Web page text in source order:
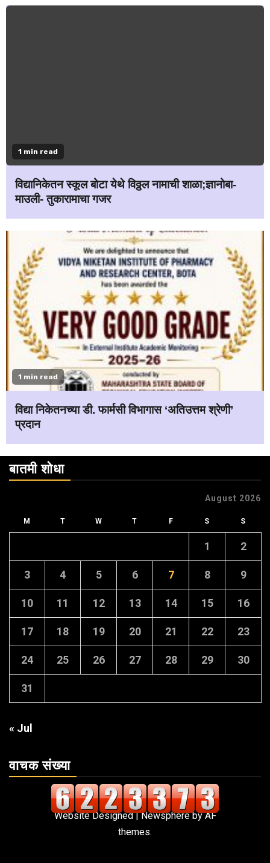
1 min read
विद्यानिकेतन स्कूल बोटा येथे विठ्ठल नामाची शाळा;ज्ञानोबा-
माउली- तुकारामाचा गजर
1 min read
विद्या निकेतनच्या डी. फार्मसी विभागास ‘अतिउत्तम श्रेणी’
प्रदान
बातमी शोधा
August 2026
M T W T F S S
1 2
3 4 5 6 7 8 9
10 11 12 13 14 15 16
17 18 19 20 21 22 23
24 25 26 27 28 29 30
31
« Jul
वाचक संख्या
Website Designed|Newsphereby AF
themes.